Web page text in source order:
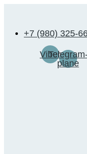
содержимому
+7 (980) 325-
Viber
plane